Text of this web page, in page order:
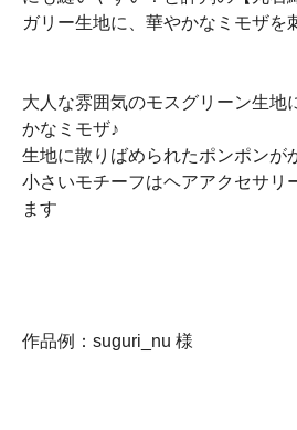
ガリー生地に、華やかなミモザを
大人な雰囲気のモスグリーン生地
かなミモザ♪
生地に散りばめられたポンポンが
小さいモチーフはヘアアクセサリ
ます
作品例：suguri_nu 様